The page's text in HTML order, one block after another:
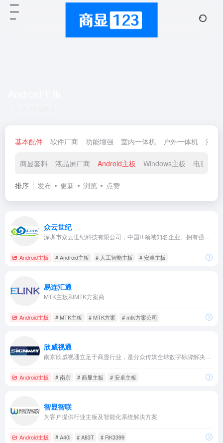
基本配件 软件厂商 功能增强 室内一体机 户外一体机 液晶
商显套料 液晶屏厂商 Android主板 Windows主板 电容触摸
排序 发布 更新 浏览 点赞
众云世纪
Android主板 # Android主板 # 人工智能主板 # 安卓主板
易连汇通
MTK主板和MTK方案商
Android主板 # MTK主板 # MTK方案 # mtk方案公司
欣威视通
Android主板 # 南京 # 商显主板 # 安卓主板
智显智联
为客户提供行业主板及智能化系统解决方案
Android主板 # A40i # A83T # RK3399